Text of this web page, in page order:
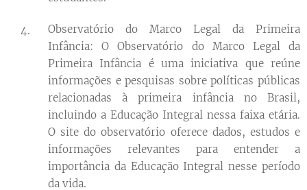
Observatório do Marco Legal da Primeira
Infância: O Observatório do Marco Legal da
Primeira Infância é uma iniciativa que reúne
informações e pesquisas sobre políticas públicas
relacionadas à primeira infância no Brasil,
incluindo a Educação Integral nessa faixa etária.
O site do observatório oferece dados, estudos e
informações relevantes para entender a
importância da Educação Integral nesse período
da vida.